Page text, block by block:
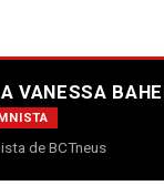
VANESSA
de BCTneus